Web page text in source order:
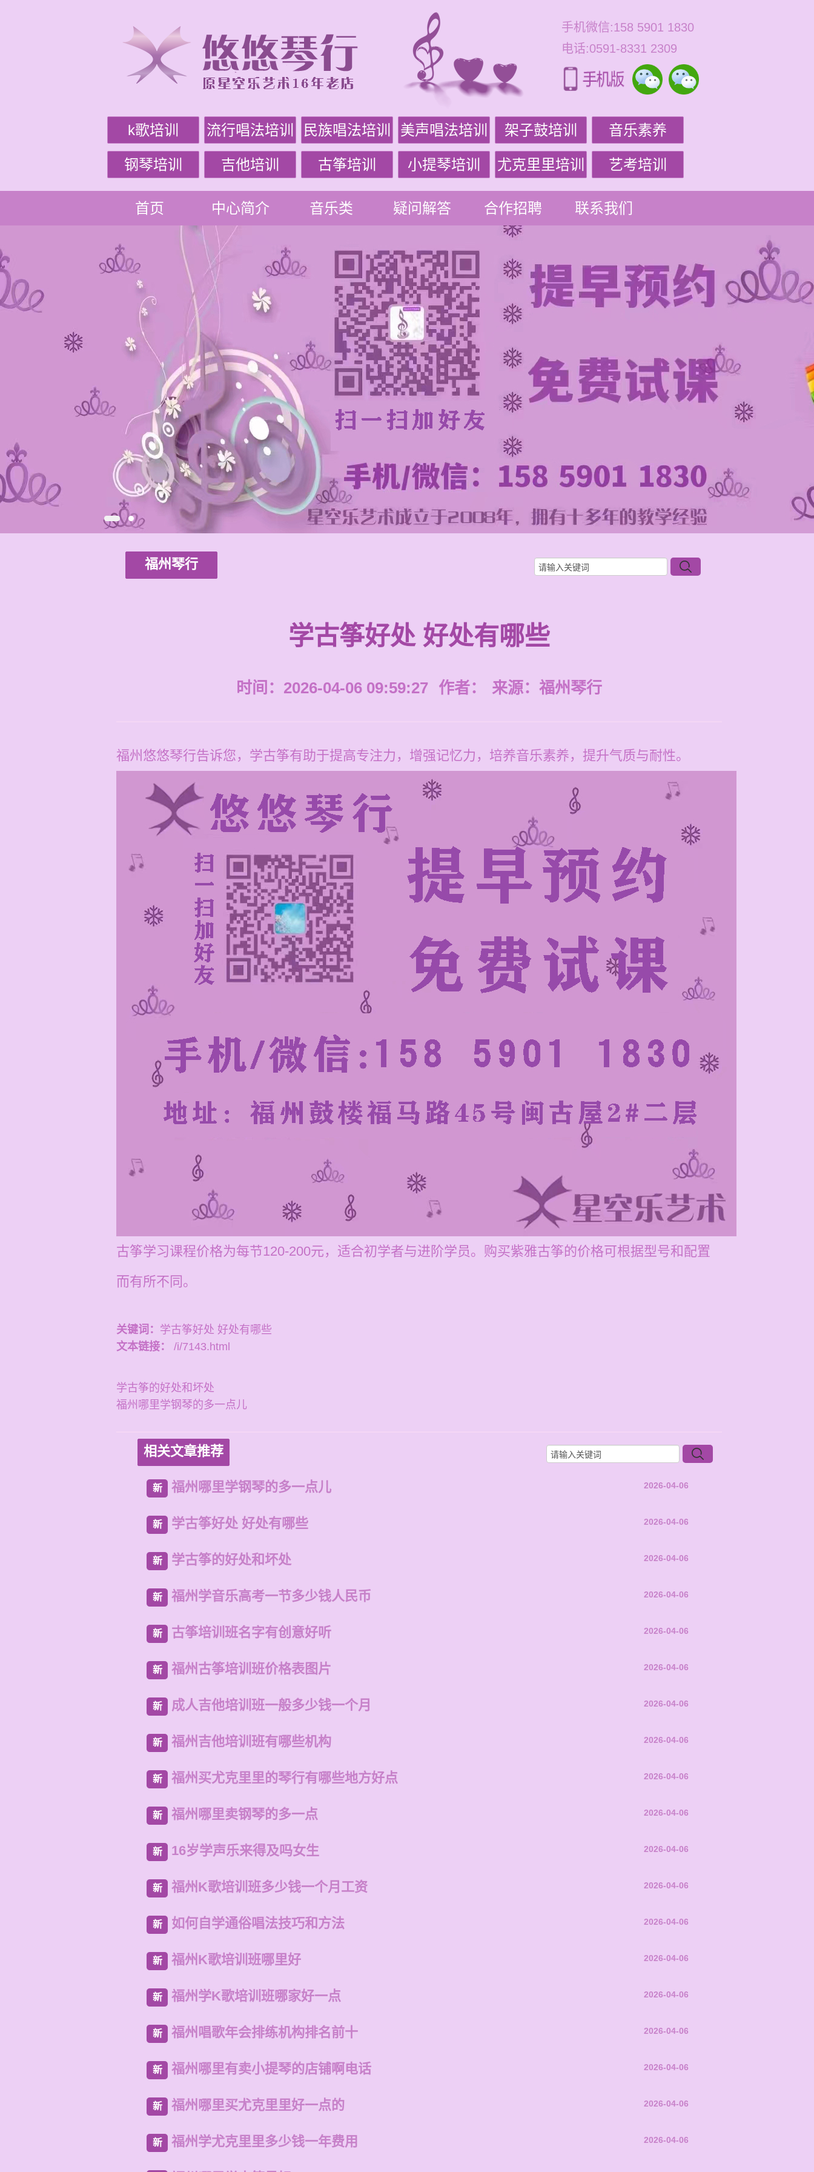
手机微信:158 5901 1830
电话:0591-8331 2309
k歌培训 流行唱法培训 民族唱法培训 美声唱法培训 架子鼓培训 音乐素养
钢琴培训 吉他培训 古筝培训 小提琴培训 尤克里里培训 艺考培训
首页 中心简介 音乐类 疑问解答 合作招聘 联系我们
福州琴行
学古筝好处 好处有哪些
时间：2026-04-06 09:59:27 作者： 来源： 福州琴行
福州悠悠琴行告诉您，学古筝有助于提高专注力，增强记忆力，培养音乐素养，提升气质与耐性。
古筝学习课程价格为每节120-200元，适合初学者与进阶学员。购买紫雅古筝的价格可根据型号和配置
而有所不同。
关键词： 学古筝好处 好处有哪些
文本链接：
/i/7143.html
学古筝的好处和坏处
福州哪里学钢琴的多一点儿
相关文章推荐
新 福州哪里学钢琴的多一点儿 2026-04-06
新 学古筝好处 好处有哪些 2026-04-06
新 学古筝的好处和坏处 2026-04-06
新 福州学音乐高考一节多少钱人民币 2026-04-06
新 古筝培训班名字有创意好听 2026-04-06
新 福州古筝培训班价格表图片 2026-04-06
新 成人吉他培训班一般多少钱一个月 2026-04-06
新 福州吉他培训班有哪些机构 2026-04-06
新 福州买尤克里里的琴行有哪些地方好点 2026-04-06
新 福州哪里卖钢琴的多一点 2026-04-06
新 16岁学声乐来得及吗女生 2026-04-06
新 福州K歌培训班多少钱一个月工资 2026-04-06
新 如何自学通俗唱法技巧和方法 2026-04-06
新 福州K歌培训班哪里好 2026-04-06
新 福州学K歌培训班哪家好一点 2026-04-06
新 福州唱歌年会排练机构排名前十 2026-04-06
新 福州哪里有卖小提琴的店铺啊电话 2026-04-06
新 福州哪里买尤克里里好一点的 2026-04-06
新 福州学尤克里里多少钱一年费用 2026-04-06